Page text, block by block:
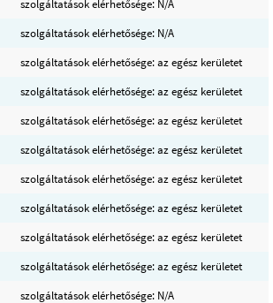
szolgáltatások elérhetősége: N/A
szolgáltatások elérhetősége: N/A
szolgáltatások elérhetősége: az egész kerületet
szolgáltatások elérhetősége: az egész kerületet
szolgáltatások elérhetősége: az egész kerületet
szolgáltatások elérhetősége: az egész kerületet
szolgáltatások elérhetősége: az egész kerületet
szolgáltatások elérhetősége: az egész kerületet
szolgáltatások elérhetősége: az egész kerületet
szolgáltatások elérhetősége: az egész kerületet
szolgáltatások elérhetősége: N/A